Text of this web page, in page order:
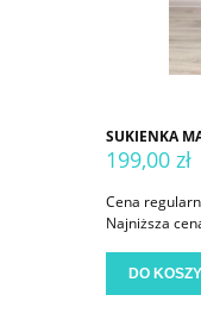
SUKIENKA
199,00 zł
Cena
Najniższa
DO